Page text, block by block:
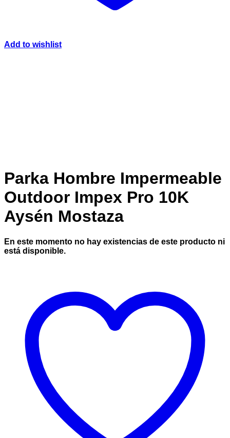
Add to wishlist
Parka Hombre Impermeable
Outdoor Impex Pro 10K
Aysén Mostaza
En este momento no hay existencias de este producto ni
está disponible.